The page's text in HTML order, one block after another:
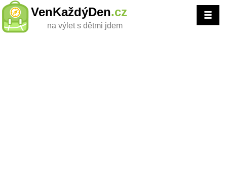
VenKaždýDen.cz
na výlet s dětmi jdem